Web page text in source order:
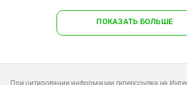
ПОКАЗАТЬ БОЛЬШЕ
При цитировании информации гиперссылка на